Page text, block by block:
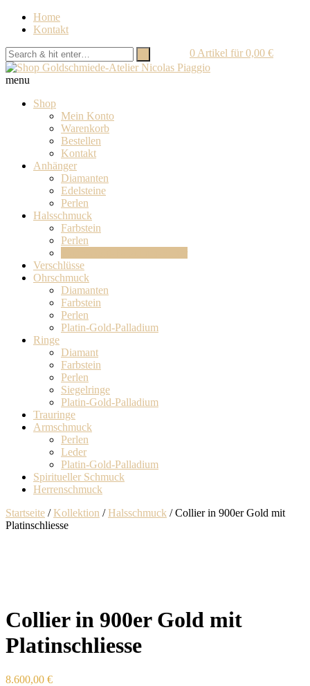
Home
Kontakt
0 Artikel für 0,00 €
menu
Shop
Mein Konto
Warenkorb
Bestellen
Kontakt
Anhänger
Diamanten
Edelsteine
Perlen
Halsschmuck
Farbstein
Perlen
Verschlüsse
Ohrschmuck
Diamanten
Farbstein
Perlen
Platin-Gold-Palladium
Ringe
Diamant
Farbstein
Perlen
Siegelringe
Platin-Gold-Palladium
Trauringe
Armschmuck
Perlen
Leder
Platin-Gold-Palladium
Spiritueller Schmuck
Herrenschmuck
Startseite /Kollektion /Halsschmuck / Collier in 900er Gold mit
Platinschliesse
Collier in 900er Gold mit
Platinschliesse
8.600,00 €